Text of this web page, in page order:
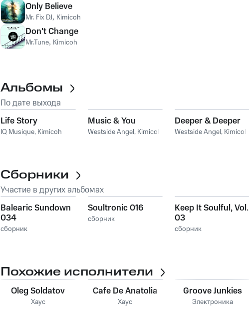
Only Believe
Mr. Fix DJ, Kimicoh
Don't Change
Mr.Tune, Kimicoh
Альбомы
По дате выхода
Life Story
IQ Musique, Kimicoh
Music & You
Westside Angel, Kimicoh
Deeper & Deeper
Westside Angel, Kimicoh
Сборники
Участие в других альбомах
Balearic Sundown
034
сборник
Soultronic 016
сборник
Keep It Soulful, Vol.
03
сборник
Похожие исполнители
Oleg Soldatov
Хаус
Cafe De Anatolia
Хаус
Groove Junkies
Электроника